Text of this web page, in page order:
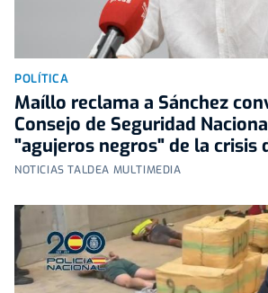
POLÍTICA
Maíllo reclama a Sánchez
Consejo de Seguridad
"agujeros negros" de la crisis
NOTICIAS TALDEA MULTIMEDIA